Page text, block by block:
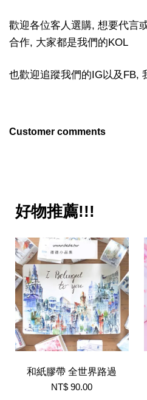
歡迎各位客人選購, 想要代言
合作, 大家都是我們的KOL
也歡迎追蹤我們的IG以及FB,
Customer comments
好物推薦!!!
和紙膠帶 全世界路過
NT$ 90.00